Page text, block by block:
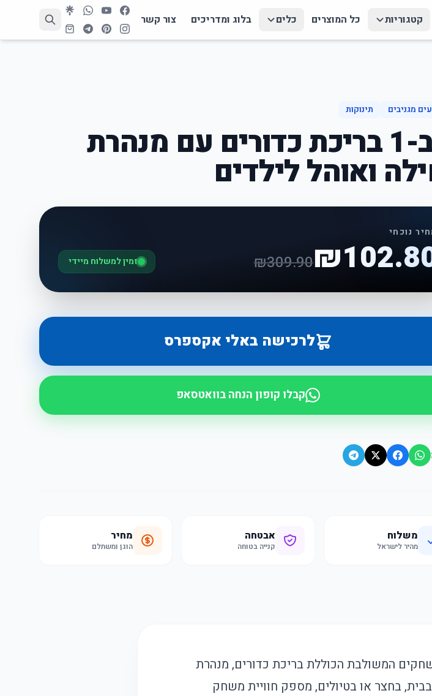
קטגוריות כל המוצרים כלים בלוג ומדריכים צור קשר
מגניבים תינוקות
3 ב-1 בריכת כדורים עם מנהרת
ואוהל לילדים
נוכחי
₪
₪309.90 זמין למשלוח מיידי
לרכישה באלי אקספרס
קבלו קופון הנחה בוואטסאפ
משלוח
מהיר לישראל
אבטחה
קנייה בטוחה
מחיר
הוגן ומשתלם
המשולבת הכוללת בריכת כדורים, מנהרת
בחצר או בטיולים, מספק חוויית משחק